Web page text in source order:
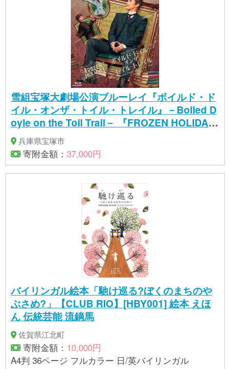
雪組宝塚大劇場公演ブルーレイ『ボイルド・ド
イル・オンザ・トイル・トレイル』－Boiled D
oyle on the Toil Trail－ 『FROZEN HOLIDAY
（フローズン・ホリデイ）』－Snow Troupe 1
00th Anniversary－ TCAB-232
兵庫県宝塚市
寄附金額： 37,000円
バイリンガル絵本「馳け巡る?ぼくのまちのや
ぶさめ?」【CLUB RIO】[HBY001] 絵本 えほ
ん 伝統芸能 流鏑馬
佐賀県江北町
寄附金額： 10,000円
A4判 36ページ フルカラー 日/英バイリンガル